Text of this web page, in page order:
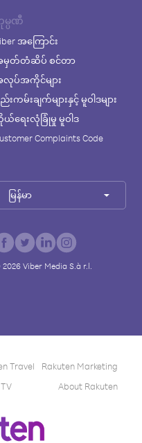
ပဏီ
အကြောင်း
တ်တံဆိပ် စင်တာ
ပ်အကိုင်များ
းကမ်းချက်များနှင့် မူဝါဒများ
ရေးလုံခြုံမှု မူဝါဒ
Complaints Code
မြန်မာ
2026Viber Media S.à r.l.
Travel
Rakuten Marketing
About Rakuten